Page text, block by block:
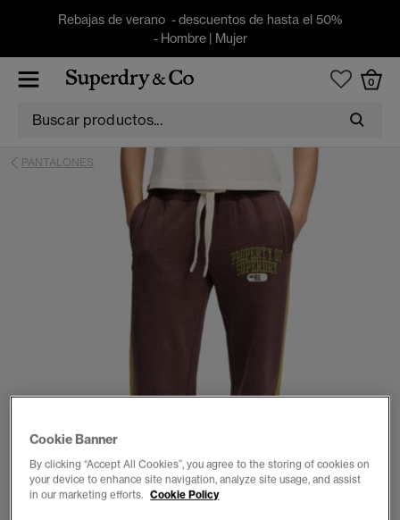
Rebajas de verano - descuentos de hasta el 50%
- Hombre| Mujer
0
PANTALONES
Cookie Banner
By clicking “Accept All Cookies”, you agree to the storing of cookies on
your device to enhance site navigation, analyze site usage, and assist
in our marketing efforts. Cookie Policy